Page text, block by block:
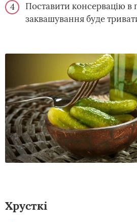
Поставити консервацію в
заквашування буде
Хрусткі